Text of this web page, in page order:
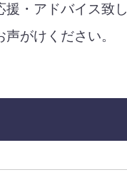
・アドバイス致し
がけください。